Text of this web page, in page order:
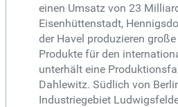
einen Umsatz von 23
Eisenhüttenstadt,
der Havel produzieren
Produkte für den
unterhält eine
Dahlewitz. Südlich von
Industriegebiet